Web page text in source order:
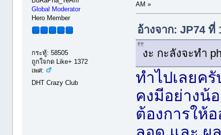
Global Moderator
Hero Member
กระทู้: 58505
ถูกใจกด Like+ 1372
เพศ:
DHT Crazy Club
AM »
อ้างจาก: JP74 ที่
งะ กะลังจะทำ
ทำไปเลยค
คงมีอย่างน้
ต้องการให้